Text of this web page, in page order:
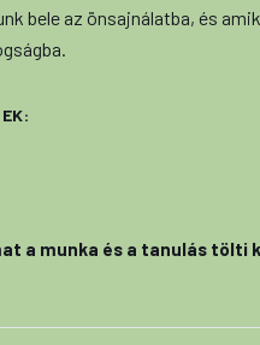
bele az önsajnálatba, és
a munka és a tanulás tölti